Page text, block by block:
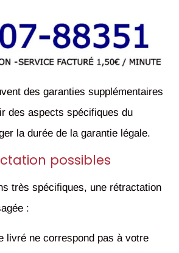
des garanties supplémentaires
des aspects spécifiques du
la durée de la garantie légale.
possibles
très spécifiques, une rétractation
:
livré ne correspond pas à votre